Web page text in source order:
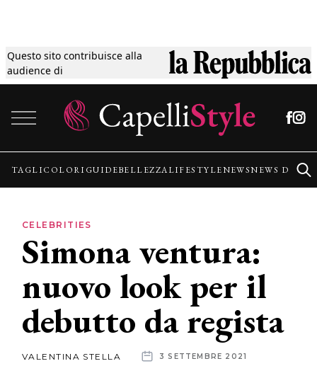
Questo sito contribuisce alla
audience di
Tagli
Colori
Guide
Lifestyle
News
News
TAGLICOLORI GUIDEBELLEZZALIFESTYLENEWSNEWS
CELEBRITIES
Simona ventura:
nuovo look per il
debutto da regista
VALENTINA STELLA 3 SETTEMBRE 2021